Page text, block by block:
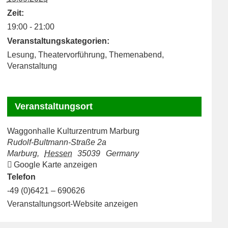
Zeit:
19:00 - 21:00
Veranstaltungskategorien:
Lesung, Theatervorführung, Themenabend,
Veranstaltung
Veranstaltungsort
Waggonhalle Kulturzentrum Marburg
Rudolf-Bultmann-Straße 2a
Marburg, Hessen 35039
Germany
Google Karte anzeigen
Telefon
-49 (0)6421 – 690626
Veranstaltungsort-Website anzeigen